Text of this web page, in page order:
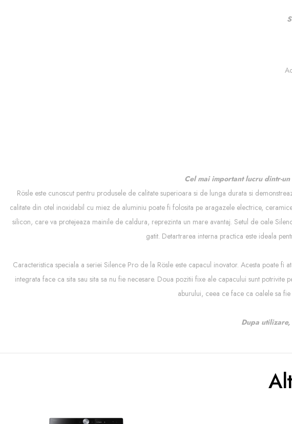
Cel mai important lucru dintr-
Rösle este cunoscut pentru produsele de calitate superioara si de lunga durata si
calitate din otel inoxidabil cu miez de aluminiu poate fi folosita pe aragazele electrice,
silicon, care va protejeaza mainile de caldura, reprezinta un mare avantaj. Setul de oale
gatit. Detartrarea interna practica este ideala
Caracteristica speciala a seriei Silence Pro de la Rösle este capacul inovator. Acesta poate
integrata face ca sita sau sita sa nu fie necesare. Doua pozitii fixe ale capacului sunt
aburului, ceea ce face ca oalele sa
Dupa